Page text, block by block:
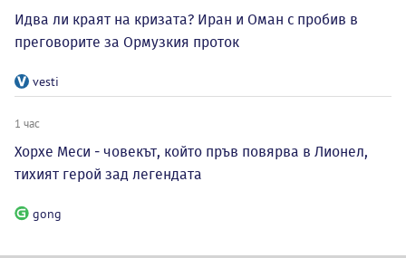
Идва ли краят на кризата? Иран и Оман с пробив в
преговорите за Ормузкия проток
vesti
1 час
Хорхе Меси - човекът, който пръв повярва в Лионел,
тихият герой зад легендата
gong